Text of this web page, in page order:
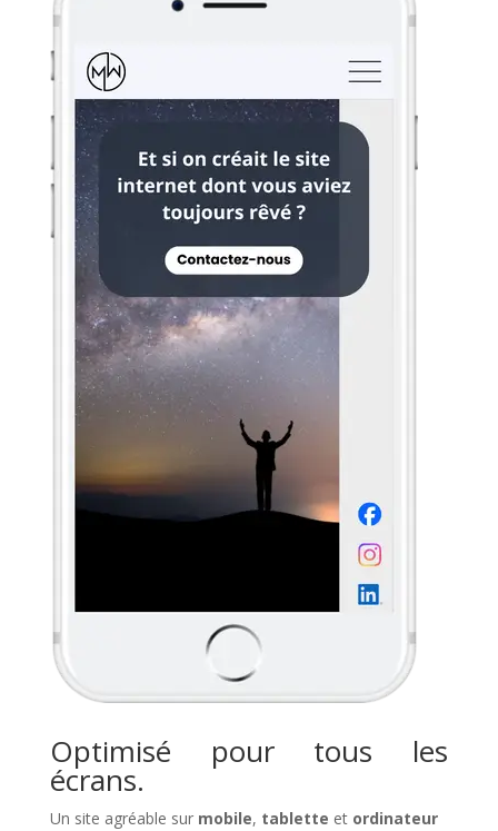
Optimisé pour tous les
écrans.
Un site agréable sur mobile, tablette et ordinateur